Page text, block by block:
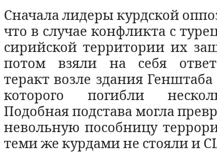
Сначала лидеры курдской
что в случае конфликта с
сирийской территории их
потом взяли на себя
теракт возле здания
которого погибли
Подобная подстава могла
невольную пособницу
теми же курдами не стояли и